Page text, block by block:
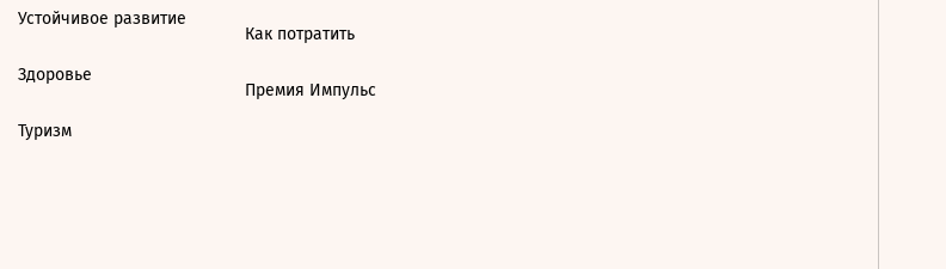
Устойчивое развитие
Здоровье
Туризм
Как потратить
Премия Импульс